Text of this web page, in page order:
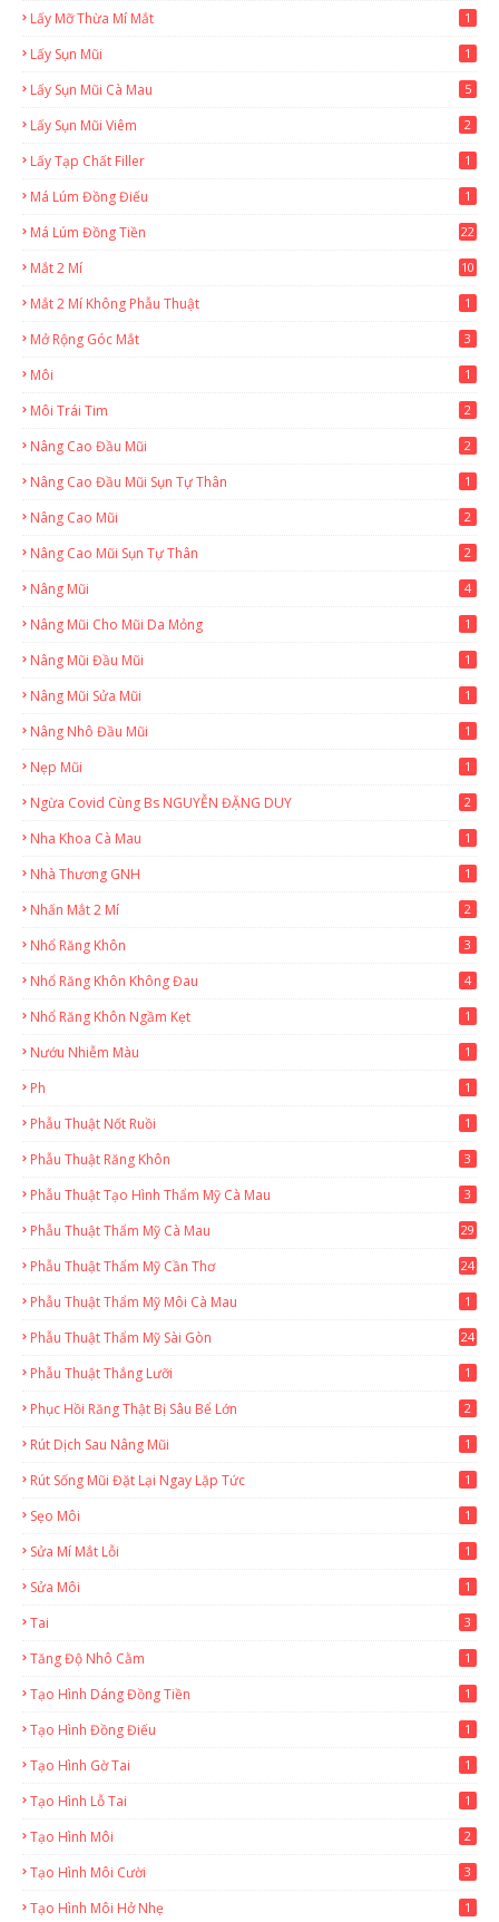
Lấy Mỡ Thừa Mí Mắt 1
Lấy Sụn Mũi 1
Lấy Sụn Mũi Cà Mau 5
Lấy Sụn Mũi Viêm 2
Lấy Tạp Chất Filler 1
Má Lúm Đồng Điếu 1
Má Lúm Đồng Tiền 22
Mắt 2 Mí 10
Mắt 2 Mí Không Phẫu Thuật 1
Mở Rộng Góc Mắt 3
Môi 1
Môi Trái Tim 2
Nâng Cao Đầu Mũi 2
Nâng Cao Đầu Mũi Sụn Tự Thân 1
Nâng Cao Mũi 2
Nâng Cao Mũi Sụn Tự Thân 2
Nâng Mũi 4
Nâng Mũi Cho Mũi Da Mỏng 1
Nâng Mũi Đầu Mũi 1
Nâng Mũi Sửa Mũi 1
Nâng Nhô Đầu Mũi 1
Nẹp Mũi 1
Ngừa Covid Cùng Bs NGUYỄN ĐẶNG DUY 2
Nha Khoa Cà Mau 1
Nhà Thương GNH 1
Nhấn Mắt 2 Mí 2
Nhổ Răng Khôn 3
Nhổ Răng Khôn Không Đau 4
Nhổ Răng Khôn Ngầm Kẹt 1
Nướu Nhiễm Màu 1
Ph 1
Phẫu Thuật Nốt Ruồi 1
Phẫu Thuật Răng Khôn 3
Phẫu Thuật Tạo Hình Thẩm Mỹ Cà Mau 3
Phẫu Thuật Thẩm Mỹ Cà Mau
29
Phẫu Thuật Thẩm Mỹ Cần Thơ
24
Phẫu Thuật Thẩm Mỹ Môi Cà Mau 1
Phẫu Thuật Thẩm Mỹ Sài Gòn
24
Phẫu Thuật Thắng Lưỡi 1
Phục Hồi Răng Thật Bị Sâu Bể Lớn 2
Rút Dịch Sau Nâng Mũi 1
Rút Sống Mũi Đặt Lại Ngay Lặp Tức 1
Sẹo Môi 1
Sửa Mí Mắt Lỗi 1
Sửa Môi 1
Tai 3
Tăng Độ Nhô Cằm 1
Tạo Hình Dáng Đồng Tiền 1
Tạo Hình Đồng Điếu 1
Tạo Hình Gờ Tai 1
Tạo Hình Lỗ Tai 1
Tạo Hình Môi 2
Tạo Hình Môi Cười 3
Tạo Hình Môi Hở Nhẹ 1